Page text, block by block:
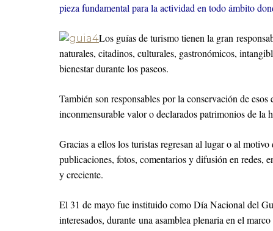
pieza fundamental para la actividad en todo ámbito
Los guías de turismo tienen la gran
naturales, citadinos, culturales, gastronómicos,
bienestar durante los paseos.
También son responsables por la conservación de esos
inconmensurable valor o declarados patrimonios de la
Gracias a ellos los turistas regresan al lugar o al
publicaciones, fotos, comentarios y difusión en redes,
y creciente.
El 31 de mayo fue instituido como Día Nacional del
interesados, durante una asamblea plenaria en el